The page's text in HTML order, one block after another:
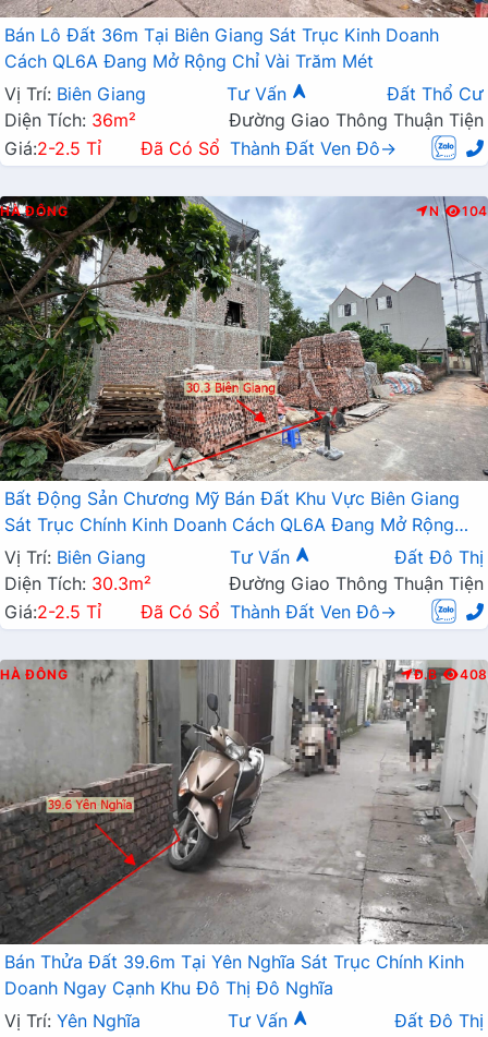
Bán Lô Đất 36m Tại Biên Giang Sát Trục Kinh Doanh
Cách QL6A Đang Mở Rộng Chỉ Vài Trăm Mét
Vị Trí: Biên Giang Tư Vấn
Đất Thổ Cư
Diện Tích: 36m²
Đường Giao Thông Thuận Tiện
Giá:2-2.5 Tỉ Đã Có Sổ Thành Đất Ven Đô→
HÀ ĐÔNG N 104
Bất Động Sản Chương Mỹ Bán Đất Khu Vực Biên Giang
Sát Trục Chính Kinh Doanh Cách QL6A Đang Mở Rộng
Chỉ Vài Trăm Mét
Vị Trí: Biên Giang Tư Vấn
Đất Đô Thị
Diện Tích: 30.3m²
Đường Giao Thông Thuận Tiện
Giá:2-2.5 Tỉ Đã Có Sổ Thành Đất Ven Đô→
HÀ ĐÔNG Đ.B 408
Bán Thửa Đất 39.6m Tại Yên Nghĩa Sát Trục Chính Kinh
Doanh Ngay Cạnh Khu Đô Thị Đô Nghĩa
Vị Trí: Yên Nghĩa Tư Vấn
Đất Đô Thị